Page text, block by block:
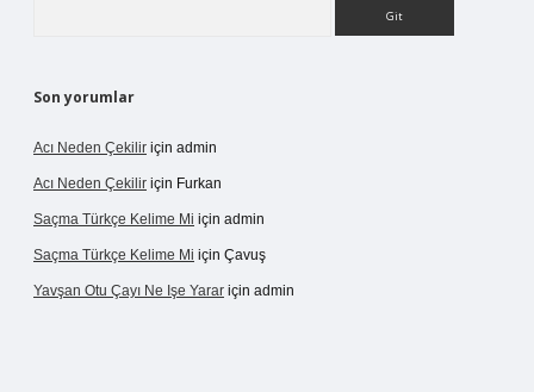
Son yorumlar
Acı Neden Çekilir için admin
Acı Neden Çekilir için Furkan
Saçma Türkçe Kelime Mi için admin
Saçma Türkçe Kelime Mi için Çavuş
Yavşan Otu Çayı Ne Işe Yarar için admin